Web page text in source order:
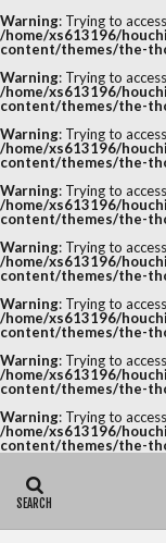
Warning: Trying to
/home/xs613196/
content/themes/the-
Warning: Trying to
/home/xs613196/
content/themes/the-
Warning: Trying to
/home/xs613196/
content/themes/the-
Warning: Trying to
/home/xs613196/
content/themes/the-
Warning: Trying to
/home/xs613196/
content/themes/the-
Warning: Trying to
/home/xs613196/
content/themes/the-
Warning: Trying to
/home/xs613196/
content/themes/the-
Warning: Trying to
/home/xs613196/
content/themes/the-